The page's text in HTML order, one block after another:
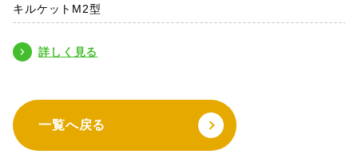
キルケットM2型
詳しく見る
一覧へ戻る